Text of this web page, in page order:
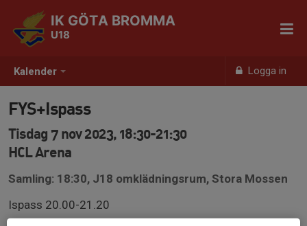
Kalender Logga in
IK GÖTA BROMMA
U18
FYS+Ispass
Tisdag 7 nov 2023, 18:30-21:30
HCL Arena
Samling: 18:30, J18 omklädningsrum, Stora Mossen
Ispass 20.00-21.20